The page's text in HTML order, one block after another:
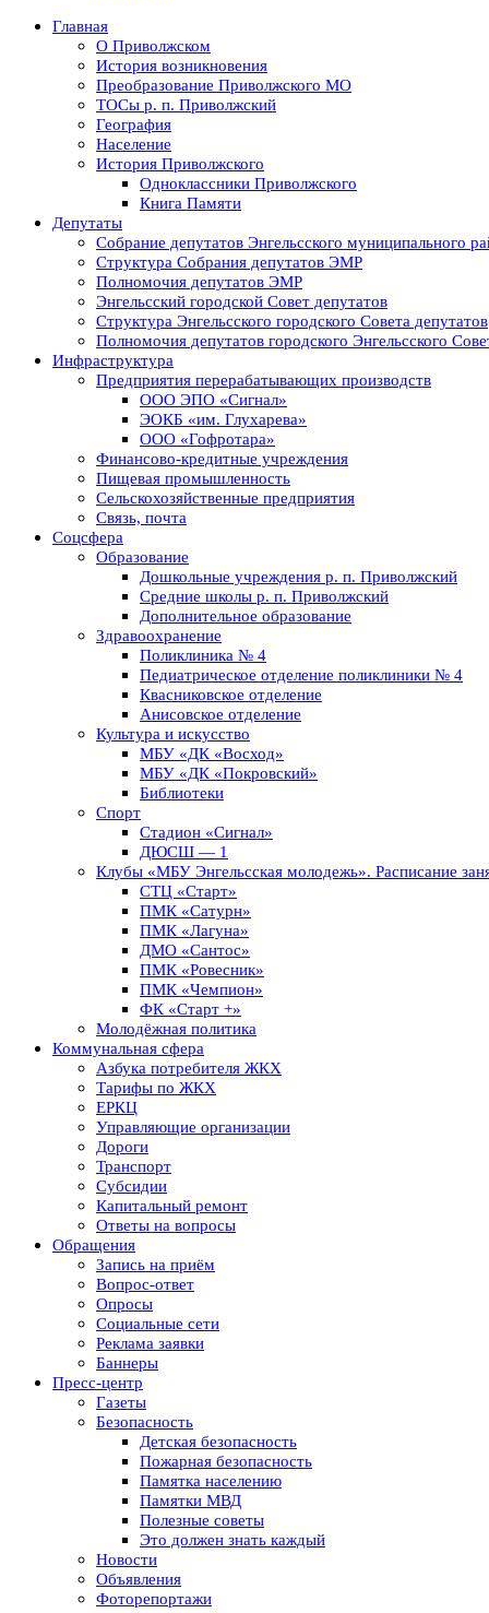
Главная
О Приволжском
История возникновения
Преобразование Приволжского МО
ТОСы р. п. Приволжский
География
Население
История Приволжского
Одноклассники Приволжского
Книга Памяти
Депутаты
Собрание депутатов Энгельсского муниципального
Структура Собрания депутатов ЭМР
Полномочия депутатов ЭМР
Энгельсский городской Совет депутатов
Структура Энгельсского городского Совета депутатов
Полномочия депутатов городского Энгельсского
Инфраструктура
Предприятия перерабатывающих производств
ООО ЭПО «Сигнал»
ЭОКБ «им. Глухарева»
ООО «Гофротара»
Финансово-кредитные учреждения
Пищевая промышленность
Сельскохозяйственные предприятия
Связь, почта
Соцсфера
Образование
Дошкольные учреждения р. п. Приволжский
Средние школы р. п. Приволжский
Дополнительное образование
Здравоохранение
Поликлиника № 4
Педиатрическое отделение поликлиники № 4
Квасниковское отделение
Анисовское отделение
Культура и искусство
МБУ «ДК «Восход»
МБУ «ДК «Покровский»
Библиотеки
Спорт
Стадион «Сигнал»
ДЮСШ — 1
Клубы «МБУ Энгельсская молодежь». Расписание
СТЦ «Старт»
ПМК «Сатурн»
ПМК «Лагуна»
ДМО «Сантос»
ПМК «Ровесник»
ПМК «Чемпион»
ФК «Старт +»
Молодёжная политика
Коммунальная сфера
Азбука потребителя ЖКХ
Тарифы по ЖКХ
ЕРКЦ
Управляющие организации
Дороги
Транспорт
Субсидии
Капитальный ремонт
Ответы на вопросы
Обращения
Запись на приём
Вопрос-ответ
Опросы
Социальные сети
Реклама заявки
Баннеры
Пресс-центр
Газеты
Безопасность
Детская безопасность
Пожарная безопасность
Памятка населению
Памятки МВД
Полезные советы
Это должен знать каждый
Новости
Объявления
Фоторепортажи